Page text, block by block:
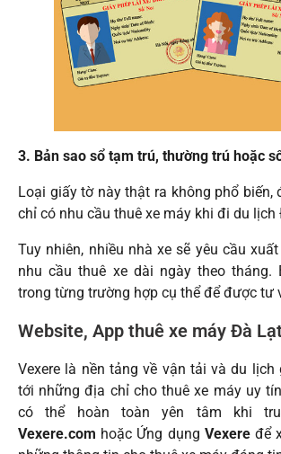
3. Bản sao sổ tạm trú, thường trú hoặc
Loại giấy tờ này thật ra không phổ biến,
chỉ có nhu cầu thuê xe máy khi đi du lịch
Tuy nhiên, nhiều nhà xe sẽ yêu cầu
nhu cầu thuê xe dài ngày theo tháng.
trong từng trường hợp cụ thể để được tư
Website, App thuê xe máy Đà
Vexere là nền tảng về vận tải và du lịch
tới những địa chỉ cho thuê xe máy uy
có thể hoàn toàn yên tâm khi
Vexere.com hoặc Ứng dụng Vexeređể